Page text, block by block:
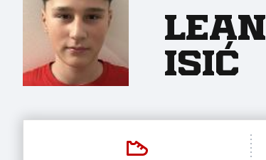
Lean
Isić